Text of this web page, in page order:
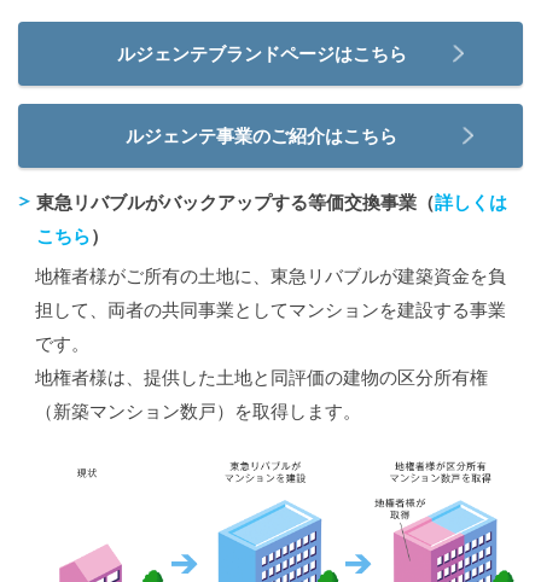
ルジェンテブランドページはこちら
ルジェンテ事業のご紹介はこちら
東急リバブルがバックアップする等価交換事業（詳しくは
こちら）
地権者様がご所有の土地に、東急リバブルが建築資金を負
担して、両者の共同事業としてマンションを建設する事業
です。
地権者様は、提供した土地と同評価の建物の区分所有権
（新築マンション数戸）を取得します。